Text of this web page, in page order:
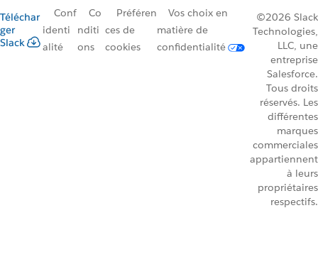
Téléchar
ger
Slack
Conf
identi
alité
Co
nditi
ons
Préféren
ces de
cookies
Vos choix en
matière de
confidentialité
©2026 Slack
Technologies,
LLC, une
entreprise
Salesforce.
Tous droits
réservés. Les
différentes
marques
commerciales
appartiennent
à leurs
propriétaires
respectifs.